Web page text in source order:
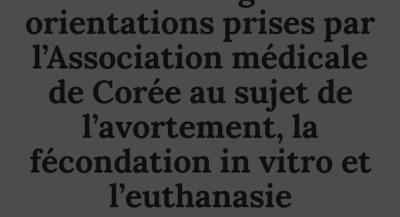
orientations prises par
l’Association médicale
de Corée au sujet de
l’avortement, la
fécondation in vitro et
l’euthanasie